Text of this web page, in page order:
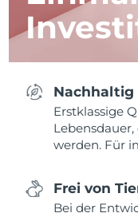
Nachhaltig
Erstklassige
werden. Für
Frei von
Bei der